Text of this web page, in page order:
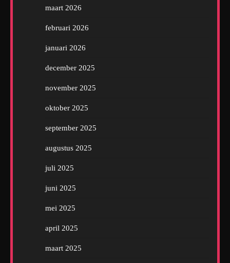
maart 2026
februari 2026
januari 2026
december 2025
november 2025
oktober 2025
september 2025
augustus 2025
juli 2025
juni 2025
mei 2025
april 2025
maart 2025